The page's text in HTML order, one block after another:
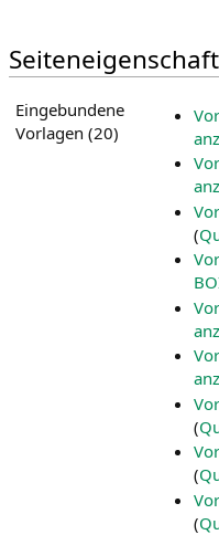
Eingebundene
Vorlagen (20)
(
(
(
(